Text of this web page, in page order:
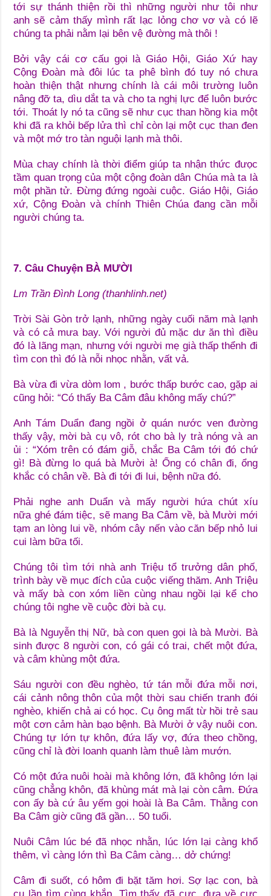
tới sự thánh thiện rồi thì những người như tôi như
anh sẽ cảm thấy mình rất lạc lỏng chơ vơ và có lẽ
chúng ta phải nằm lại bên vệ đường mà thôi !
Bởi vậy cái cơ cấu gọi là Giáo Hội, Giáo Xứ hay
Cộng Đoàn mà đôi lúc ta phê bình đó tuy nó chưa
hoàn thiện thật nhưng chính là cái môi trường luôn
nâng đỡ ta, dìu dắt ta và cho ta nghị lực để luôn bước
tới. Thoát ly nó ta cũng sẽ như cục than hồng kia một
khi đã ra khỏi bếp lửa thì chỉ còn lại một cục than đen
và một mớ tro tàn nguội lạnh mà thôi.
Mùa chay chính là thời điểm giúp ta nhận thức đưọc
tầm quan trọng của một cộng đoàn dân Chúa mà ta là
một phần tử. Đừng đứng ngoài cuộc. Giáo Hội, Giáo
xứ, Cộng Đoàn và chính Thiên Chúa đang cần mỗi
người chúng ta.
7. Câu Chuyện BÀ MƯỜI
Lm Trần Đình Long (thanhlinh.net)
Trời Sài Gòn trở lạnh, những ngày cuối năm mà lạnh
và có cả mưa bay. Với người đủ mặc dư ăn thì điều
đó là lãng mạn, nhưng với người mẹ già thấp thểnh đi
tìm con thì đó là nỗi nhọc nhằn, vất vả.
Bà vừa đi vừa dòm lom , bước thấp bước cao, gặp ai
cũng hỏi: “Có thấy Ba Câm đâu không mấy chú?”
Anh Tám Duẩn đang ngồi ở quán nước ven đường
thấy vậy, mời bà cụ vô, rót cho bà ly trà nóng và an
ủi : “Xóm trên có đám giỗ, chắc Ba Câm tới đó chứ
gì! Bà đừng lo quá bà Mười à! Ổng có chân đi, ổng
khắc có chân về. Bà đi tới đi lui, bệnh nữa đó.
Phải nghe anh Duẩn và mấy người hứa chút xíu
nữa ghé đám tiệc, sẽ mang Ba Câm về, bà Mười mới
tạm an lòng lui về, nhóm cây nến vào căn bếp nhỏ lui
cui làm bữa tối.
Chúng tôi tìm tới nhà anh Triệu tổ trưởng dân phố,
trình bày về mục đích của cuộc viếng thăm. Anh Triệu
và mấy bà con xóm liền cùng nhau ngồi lại kể cho
chúng tôi nghe về cuộc đời bà cụ.
Bà là Nguyễn thị Nữ, bà con quen gọi là bà Mười. Bà
sinh được 8 người con, có gái có trai, chết một đứa,
và câm khùng một đứa.
Sáu người con đều nghèo, tứ tán mỗi đứa mỗi nơi,
cái cảnh nông thôn của một thời sau chiến tranh đói
nghèo, khiến chả ai có học. Cụ ông mất từ hồi trẻ sau
một cơn cảm hàn bạo bệnh. Bà Mười ở vậy nuôi con.
Chúng tự lớn tự khôn, đứa lấy vợ, đứa theo chồng,
cũng chỉ là đời loanh quanh làm thuê làm mướn.
Có một đứa nuôi hoài mà không lớn, đã không lớn lại
cũng chẳng khôn, đã khùng mát mà lại còn câm. Đứa
con ấy bà cứ âu yếm gọi hoài là Ba Câm. Thằng con
Ba Câm giờ cũng đã gần… 50 tuổi.
Nuôi Câm lúc bé đã nhọc nhằn, lúc lớn lại càng khổ
thêm, vì càng lớn thì Ba Câm càng… dở chứng!
Câm đi suốt, có hôm đi bặt tăm hơi. Sợ lạc con, bà